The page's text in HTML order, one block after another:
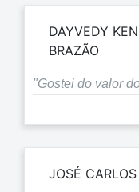
DAYVEDY
BRAZÃO
"Gostei do valor
JOSÉ